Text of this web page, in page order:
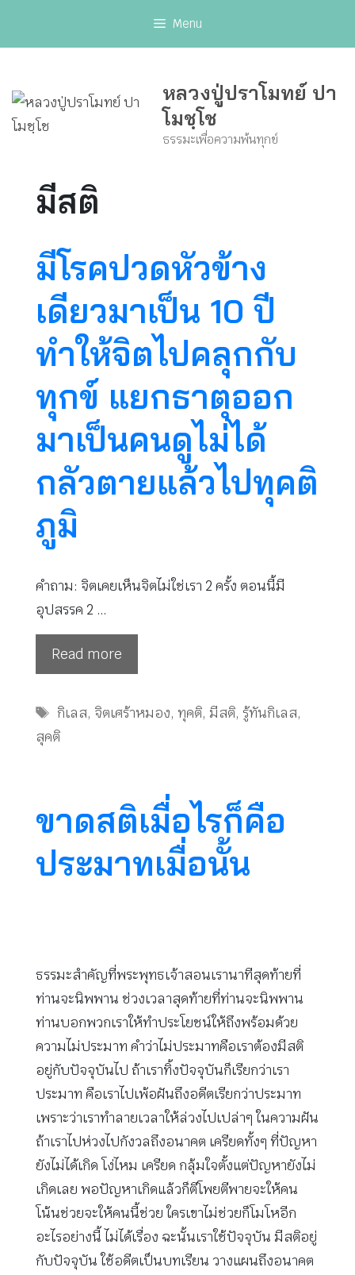
Menu
หลวงปู่ปราโมทย์ ปา
โมชฺโช
ธรรมะเพื่อความพ้นทุกข์
มีสติ
มีโรคปวดหัวข้าง
เดียวมาเป็น 10 ปี
ทำให้จิตไปคลุกกับ
ทุกข์ แยกธาตุออก
มาเป็นคนดูไม่ได้
กลัวตายแล้วไปทุคติ
ภูมิ
คำถาม: จิตเคยเห็นจิตไม่ใช่เรา 2 ครั้ง ตอนนี้มี
อุปสรรค 2 …
Read more
Tags
กิเลส, จิตเศร้าหมอง, ทุคติ, มีสติ, รู้ทันกิเลส,
สุคติ
ขาดสติเมื่อไรก็คือ
ประมาทเมื่อนั้น
ธรรมะสำคัญที่พระพุทธเจ้าสอนเรานาทีสุดท้ายที่
ท่านจะนิพพาน ช่วงเวลาสุดท้ายที่ท่านจะนิพพาน
ท่านบอกพวกเราให้ทำประโยชน์ให้ถึงพร้อมด้วย
ความไม่ประมาท คำว่าไม่ประมาทคือเราต้องมีสติ
อยู่กับปัจจุบันไป ถ้าเราทิ้งปัจจุบันก็เรียกว่าเรา
ประมาท คือเราไปเพ้อฝันถึงอดีตเรียกว่าประมาท
เพราะว่าเราทำลายเวลาให้ล่วงไปเปล่าๆ ในความฝัน
ถ้าเราไปห่วงไปกังวลถึงอนาคต เครียดทั้งๆ ที่ปัญหา
ยังไม่ได้เกิด โง่ไหม เครียด กลุ้มใจตั้งแต่ปัญหายังไม่
เกิดเลย พอปัญหาเกิดแล้วก็ตีโพยตีพายจะให้คน
โน้นช่วยจะให้คนนี้ช่วย ใครเขาไม่ช่วยก็โมโหอีก
อะไรอย่างนี้ ไม่ได้เรื่อง ฉะนั้นเราใช้ปัจจุบัน มีสติอยู่
กับปัจจุบัน ใช้อดีตเป็นบทเรียน วางแผนถึงอนาคต